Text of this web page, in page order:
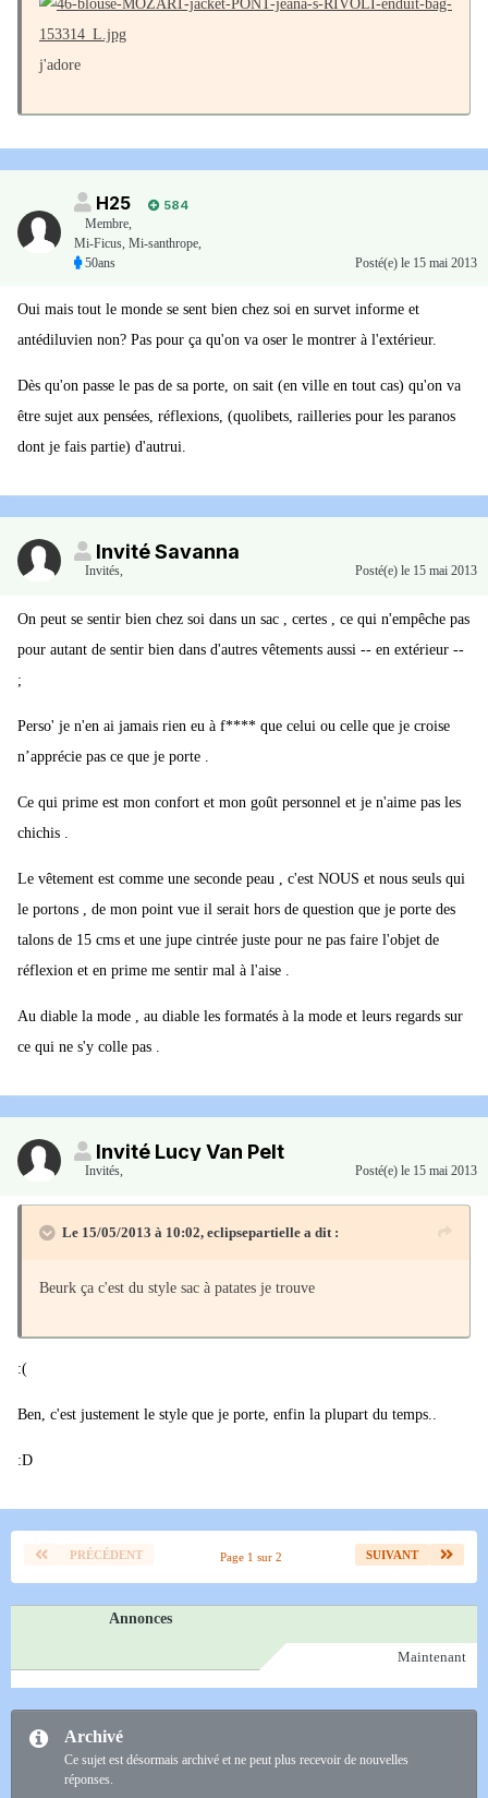
j'adore
H25
584
Membre,
Mi-Ficus, Mi-santhrope,
50ans
Posté(e) le 15 mai 2013
Oui mais tout le monde se sent bien chez soi en survet informe et
antédiluvien non? Pas pour ça qu'on va oser le montrer à l'extérieur.
Dès qu'on passe le pas de sa porte, on sait (en ville en tout cas) qu'on va
être sujet aux pensées, réflexions, (quolibets, railleries pour les paranos
dont je fais partie) d'autrui.
Invité Savanna
Invités, Posté(e) le 15 mai 2013
On peut se sentir bien chez soi dans un sac , certes , ce qui n'empêche pas
pour autant de sentir bien dans d'autres vêtements aussi -- en extérieur --
;
Perso' je n'en ai jamais rien eu à f**** que celui ou celle que je croise
n’apprécie pas ce que je porte .
Ce qui prime est mon confort et mon goût personnel et je n'aime pas les
chichis .
Le vêtement est comme une seconde peau , c'est NOUS et nous seuls qui
le portons , de mon point vue il serait hors de question que je porte des
talons de 15 cms et une jupe cintrée juste pour ne pas faire l'objet de
réflexion et en prime me sentir mal à l'aise .
Au diable la mode , au diable les formatés à la mode et leurs regards sur
ce qui ne s'y colle pas .
Invité Lucy Van Pelt
Invités, Posté(e) le 15 mai 2013
Le 15/05/2013 à 10:02, eclipsepartielle a dit :
Beurk ça c'est du style sac à patates je trouve
:(
Ben, c'est justement le style que je porte, enfin la plupart du temps..
:D
PRÉCÉDENT SUIVANT
Page 1 sur 2
Annonces
Maintenant
Archivé
Ce sujet est désormais archivé et ne peut plus recevoir de nouvelles
réponses.